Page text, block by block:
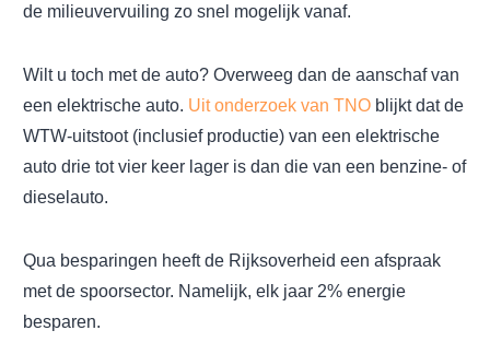
de milieuvervuiling zo snel mogelijk vanaf.
Wilt u toch met de auto? Overweeg dan de aanschaf van
een elektrische auto. Uit onderzoek van TNO blijkt dat de
WTW-uitstoot (inclusief productie) van een elektrische
auto drie tot vier keer lager is dan die van een benzine- of
dieselauto.
Qua besparingen heeft de Rijksoverheid een afspraak
met de spoorsector. Namelijk, elk jaar 2% energie
besparen.